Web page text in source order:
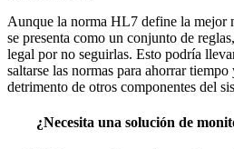
Aunque la norma HL7 define la mejor
se presenta como un conjunto de
legal por no seguirlas. Esto podría
saltarse las normas para ahorrar
detrimento de otros componentes del
¿Necesita una solución de